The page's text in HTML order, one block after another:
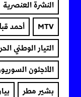
النشرة العنصرية
MTV أحمد
التيار الوطني الحر
اللاجئون
بشير مطر